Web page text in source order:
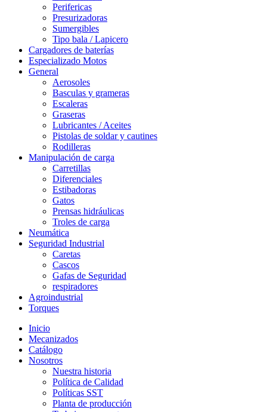
Perifericas
Presurizadoras
Sumergibles
Tipo bala / Lapicero
Cargadores de baterías
Especializado Motos
General
Aerosoles
Basculas y grameras
Escaleras
Graseras
Lubricantes / Aceites
Pistolas de soldar y cautines
Rodilleras
Manipulación de carga
Carretillas
Diferenciales
Estibadoras
Gatos
Prensas hidráulicas
Troles de carga
Neumática
Seguridad Industrial
Caretas
Cascos
Gafas de Seguridad
respiradores
Agroindustrial
Torques
Inicio
Mecanizados
Catálogo
Nosotros
Nuestra historia
Política de Calidad
Políticas SST
Planta de producción